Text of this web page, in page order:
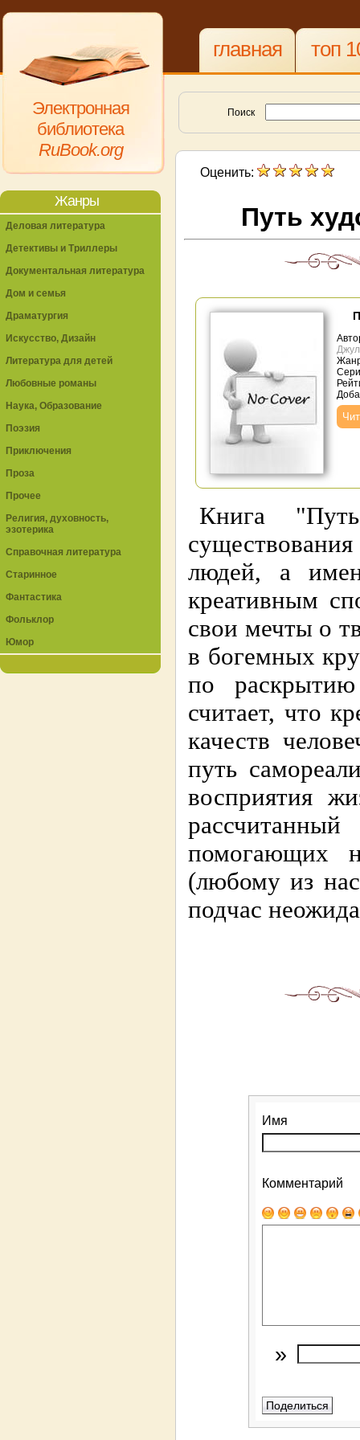
Электронная
библиотека
RuBook.org
главная топ
Поиск
Оценить:
Путь
Книга
людей, а
креативным
свои мечты о
в богемных
по раскрытию
считает, что
качеств
путь
восприятия
помогающих
(любому из
подчас
Имя
Комментарий
»
Жанры
Деловая литература
Детективы и Триллеры
Документальная литература
Дом и семья
Драматургия
Искусство, Дизайн
Литература для детей
Любовные романы
Наука, Образование
Поэзия
Приключения
Проза
Прочее
Религия, духовность,
эзотерика
Справочная литература
Старинное
Фантастика
Фольклор
Юмор